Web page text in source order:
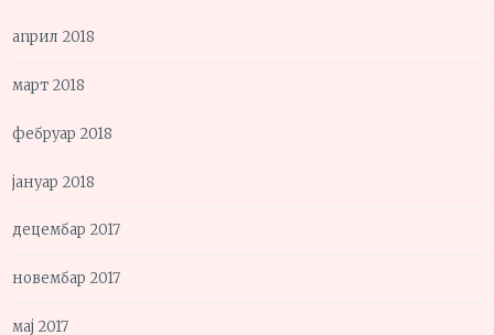
април 2018
март 2018
фебруар 2018
јануар 2018
децембар 2017
новембар 2017
мај 2017